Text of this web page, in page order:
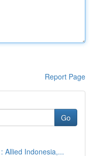
Report Page
Go
Allied Indonesia,...